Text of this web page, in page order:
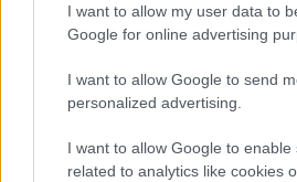
I want to allow my user data to
Google for online advertising
I want to allow Google to send
personalized advertising.
I want to allow Google to enable
related to analytics like cookies
André Silva (Real Sociedad,
La Real Sociedad consiguió la
compra del delantero, procedente
aterriza en Donosti para dar mayor
txuri-urdin tras la salida de Sorloth.